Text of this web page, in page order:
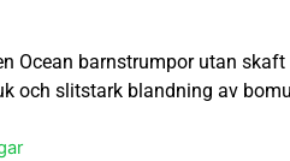
Ocean barnstrumpor utan
och slitstark blandning av